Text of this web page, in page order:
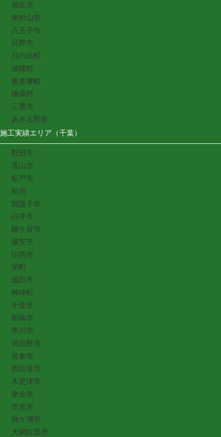
福生市
東村山市
八王子市
日野市
日の出町
瑞穂町
奥多摩町
檜原村
三鷹市
あきる野市
施工実績エリア（千葉）
野田市
流山市
松戸市
柏市
我孫子市
白井市
鎌ケ谷市
浦安市
印西市
栄町
成田市
神埼町
千葉市
船橋市
市川市
習志野市
佐倉市
四街道市
木更津市
東金市
市原市
袖ケ浦市
大網白里市